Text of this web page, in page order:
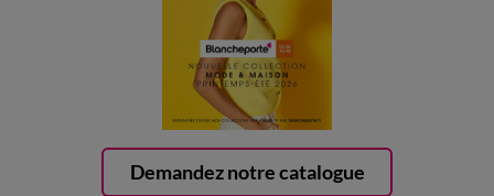
Demandez notre catalogue